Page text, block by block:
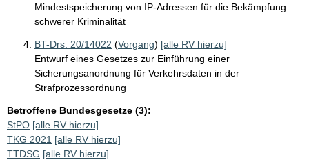
Mindestspeicherung von IP-Adressen für die Bekämpfung
schwerer Kriminalität
BT-Drs. 20/14022 (Vorgang) [alle RV hierzu]
Entwurf eines Gesetzes zur Einführung einer
Sicherungsanordnung für Verkehrsdaten in der
Strafprozessordnung
Betroffene Bundesgesetze (3):
StPO [alle RV hierzu]
TKG 2021 [alle RV hierzu]
TTDSG [alle RV hierzu]